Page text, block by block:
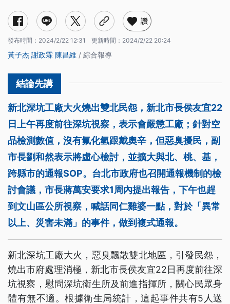
讚
發布時間： 2024/2/22 12:31 更新時間： 2024/2/22 20:24
黃子杰 謝政霖 陳昌維 / 綜合報導
新北深坑工廠大火燒出雙北民怨，新北市長侯友宜22
日上午再度前往深坑視察，表示會嚴懲工廠；針對空
品檢測數值，沒有氟化氫跟戴奧辛，但惡臭擾民，副
市長劉和然表示將虛心檢討，並擴大與北、桃、基，
跨縣市的通報SOP。台北市政府也召開通報機制的檢
討會議，市長蔣萬安要求1周內提出報告，下午也趕
到文山區公所視察，喊話同仁雞婆一點，對於「異常
以上、災害未滿」的事件，做到複式通報。
新北深坑工廠大火，惡臭飄散雙北地區，引發民怨，
燒出市府處理消極，新北市長侯友宜22日再度前往深
坑視察，慰問深坑衛生所及前進指揮所，關心民眾身
體有無不適。根據衛生局統計，這起事件共有5人送